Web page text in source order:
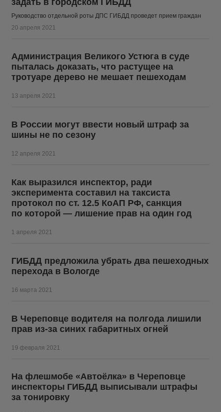
задать в городском ГИБДД
Руководство отдельной роты ДПС ГИБДД проведет прием граждан
20 апреля 2021
Администрация Великого Устюга в суде
пыталась доказать, что растущее на
тротуаре дерево не мешает пешеходам
13 апреля 2021
В России могут ввести новый штраф за
шины не по сезону
12 апреля 2021
Как выразился инспектор, ради
эксперимента составил на таксиста
протокол по ст. 12.5 КоАП РФ, санкция
по которой — лишение прав на один год
1 апреля 2021
ГИБДД предложила убрать два пешеходных
перехода в Вологде
16 марта 2021
В Череповце водителя на полгода лишили
прав из-за синих габаритных огней
19 февраля 2021
На флешмобе «Автоёлка» в Череповце
инспекторы ГИБДД выписывали штрафы
за тонировку